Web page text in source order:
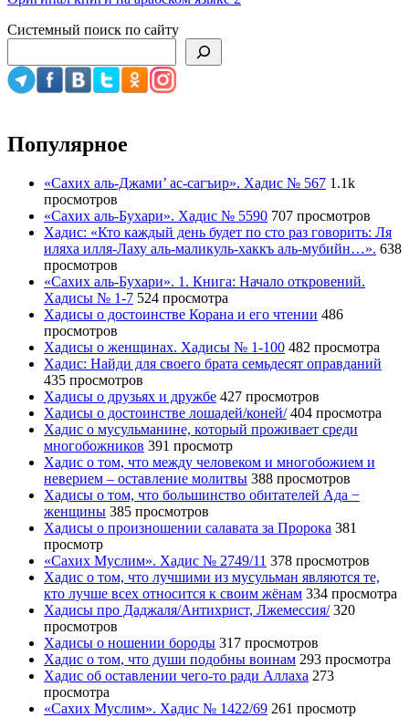
Системный поиск по сайту
Популярное
«Сахих аль-Джами’ ас-сагъир». Хадис № 567 1.1k
просмотров
«Сахих аль-Бухари». Хадис № 5590 707 просмотров
Хадис: «Кто каждый день будет по сто раз говорить: Ля
иляха илля-Лаху аль-маликуль-хаккъ аль-мубийн…». 638
просмотров
«Сахих аль-Бухари». 1. Книга: Начало откровений.
Хадисы № 1-7 524 просмотра
Хадисы о достоинстве Корана и его чтении 486
просмотров
Хадисы о женщинах. Хадисы № 1-100 482 просмотра
Хадис: Найди для своего брата семьдесят оправданий
435 просмотров
Хадисы о друзьях и дружбе 427 просмотров
Хадисы о достоинстве лошадей/коней/ 404 просмотра
Хадис о мусульманине, который проживает среди
многобожников 391 просмотр
Хадис о том, что между человеком и многобожием и
неверием – оставление молитвы 388 просмотров
Хадисы о том, что большинство обитателей Ада −
женщины 385 просмотров
Хадисы о произношении салавата за Пророка 381
просмотр
«Сахих Муслим». Хадис № 2749/11 378 просмотров
Хадис о том, что лучшими из мусульман являются те,
кто лучше всех относится к своим жёнам 334 просмотра
Хадисы про Даджаля/Антихрист, Лжемессия/ 320
просмотров
Хадисы о ношении бороды 317 просмотров
Хадис о том, что души подобны воинам 293 просмотра
Хадис об оставлении чего-то ради Аллаха 273
просмотра
«Сахих Муслим». Хадис № 1422/69 261 просмотр